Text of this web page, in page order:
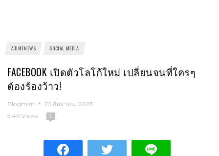
ATIMENEWS SOCIAL MEDIA
FACEBOOK เปิดตัวโลโก้ใหม่ เปลี่ยนจนที่ใครๆ
ต้องร้องว้าว!
Blogman
25 กันยายน, 2023
5.4K Views
0